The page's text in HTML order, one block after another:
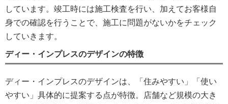
しています。竣工時には施工検査を行い、加えてお客様自
身での確認を行うことで、施工に問題がないかをチェック
していきます。
ディー・インプレスのデザインの特徴
ディー・インプレスのデザインは、「住みやすい」「使い
やすい」具体的に提案する点が特徴。店舗など規模の大き